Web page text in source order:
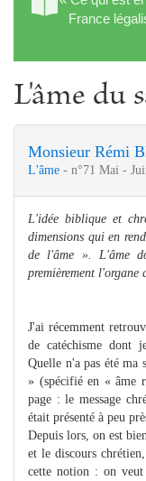
France
L'âme du
Monsieur Rémi
L'âme - n°71 Mai -
L'idée biblique et
dimen­sions qui en
de l'âme ». L'âme
premièrement l'or­gane
J'ai récemment
de catéchisme dont
Quelle n'a pas été ma
» (spécifié en « âme
page : le message
était présenté à peu
Depuis lors, on est
et le discours
cette notion : on veut